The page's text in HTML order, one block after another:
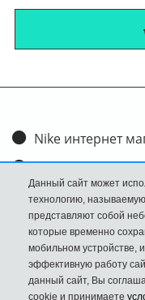
Nike интернет
Доставка и
Обмен и возврат
Размеры
FAQ
Новости
Данный сайт может
технологию,
представляют собой
которые временно
мобильном устройстве,
эффективную работу
данный сайт, Вы
cookie и принимаете